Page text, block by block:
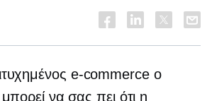
e-commerceο
μπορεί να σας πει ότι η